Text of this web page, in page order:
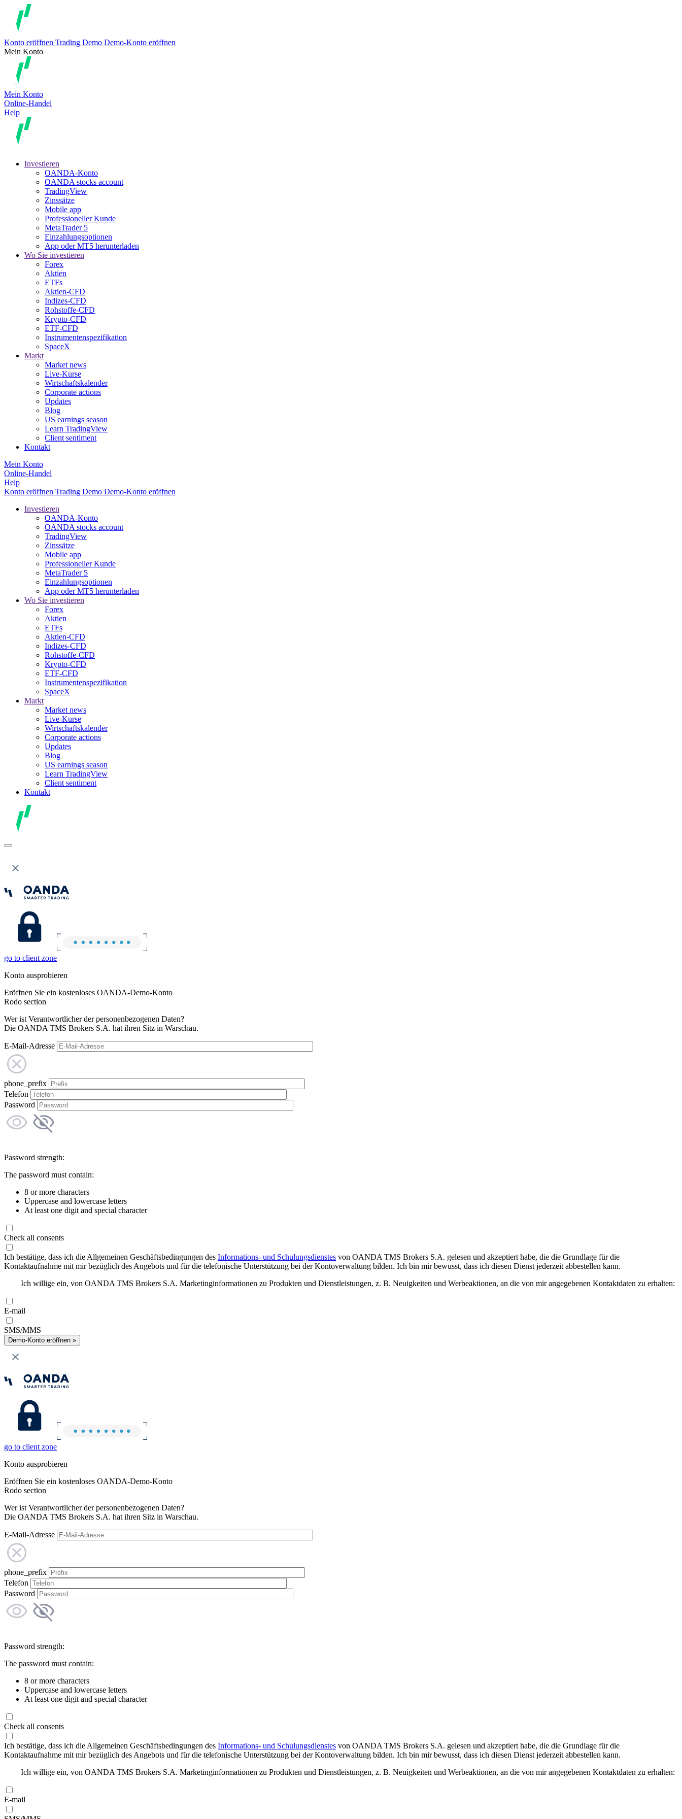
Konto eröffnen Trading Demo Demo-Konto eröffnen
Mein Konto
Mein Konto
Online-Handel
Help
Investieren
OANDA-Konto
OANDA stocks account
TradingView
Zinssätze
Mobile app
Professioneller Kunde
MetaTrader 5
Einzahlungsoptionen
App oder MT5 herunterladen
Wo Sie investieren
Forex
Aktien
ETFs
Aktien-CFD
Indizes-CFD
Rohstoffe-CFD
Krypto-CFD
ETF-CFD
Instrumentenspezifikation
SpaceX
Markt
Market news
Live-Kurse
Wirtschaftskalender
Corporate actions
Updates
Blog
US earnings season
Learn TradingView
Client sentiment
Kontakt
Mein Konto
Online-Handel
Help
Konto eröffnen Trading Demo Demo-Konto eröffnen
Investieren
OANDA-Konto
OANDA stocks account
TradingView
Zinssätze
Mobile app
Professioneller Kunde
MetaTrader 5
Einzahlungsoptionen
App oder MT5 herunterladen
Wo Sie investieren
Forex
Aktien
ETFs
Aktien-CFD
Indizes-CFD
Rohstoffe-CFD
Krypto-CFD
ETF-CFD
Instrumentenspezifikation
SpaceX
Markt
Market news
Live-Kurse
Wirtschaftskalender
Corporate actions
Updates
Blog
US earnings season
Learn TradingView
Client sentiment
Kontakt
go to client zone
Konto ausprobieren
Eröffnen Sie ein kostenloses OANDA-Demo-Konto
Rodo section
Wer ist Verantwortlicher der personenbezogenen Daten?
Die OANDA TMS Brokers S.A. hat ihren Sitz in Warschau.
E-Mail-Adresse
phone_prefix
Telefon
Password
Password strength:
The password must contain:
8 or more characters
Uppercase and lowercase letters
At least one digit and special character
Check all consents
Ich bestätige, dass ich die Allgemeinen Geschäftsbedingungen des Informations- und Schulungsdienstes von OANDA TMS Brokers S.A. gelesen und akzeptiert habe, die die Grundlage für die
Kontaktaufnahme mit mir bezüglich des Angebots und für die telefonische Unterstützung bei der Kontoverwaltung bilden. Ich bin mir bewusst, dass ich diesen Dienst jederzeit abbestellen kann.
Ich willige ein, von OANDA TMS Brokers S.A. Marketinginformationen zu Produkten und Dienstleistungen, z. B. Neuigkeiten und Werbeaktionen, an die von mir angegebenen Kontaktdaten zu erhalten:
E-mail
SMS/MMS
Demo-Konto eröffnen »
go to client zone
Konto ausprobieren
Eröffnen Sie ein kostenloses OANDA-Demo-Konto
Rodo section
Wer ist Verantwortlicher der personenbezogenen Daten?
Die OANDA TMS Brokers S.A. hat ihren Sitz in Warschau.
E-Mail-Adresse
phone_prefix
Telefon
Password
Password strength:
The password must contain:
8 or more characters
Uppercase and lowercase letters
At least one digit and special character
Check all consents
Ich bestätige, dass ich die Allgemeinen Geschäftsbedingungen des Informations- und Schulungsdienstes von OANDA TMS Brokers S.A. gelesen und akzeptiert habe, die die Grundlage für die
Kontaktaufnahme mit mir bezüglich des Angebots und für die telefonische Unterstützung bei der Kontoverwaltung bilden. Ich bin mir bewusst, dass ich diesen Dienst jederzeit abbestellen kann.
Ich willige ein, von OANDA TMS Brokers S.A. Marketinginformationen zu Produkten und Dienstleistungen, z. B. Neuigkeiten und Werbeaktionen, an die von mir angegebenen Kontaktdaten zu erhalten:
E-mail